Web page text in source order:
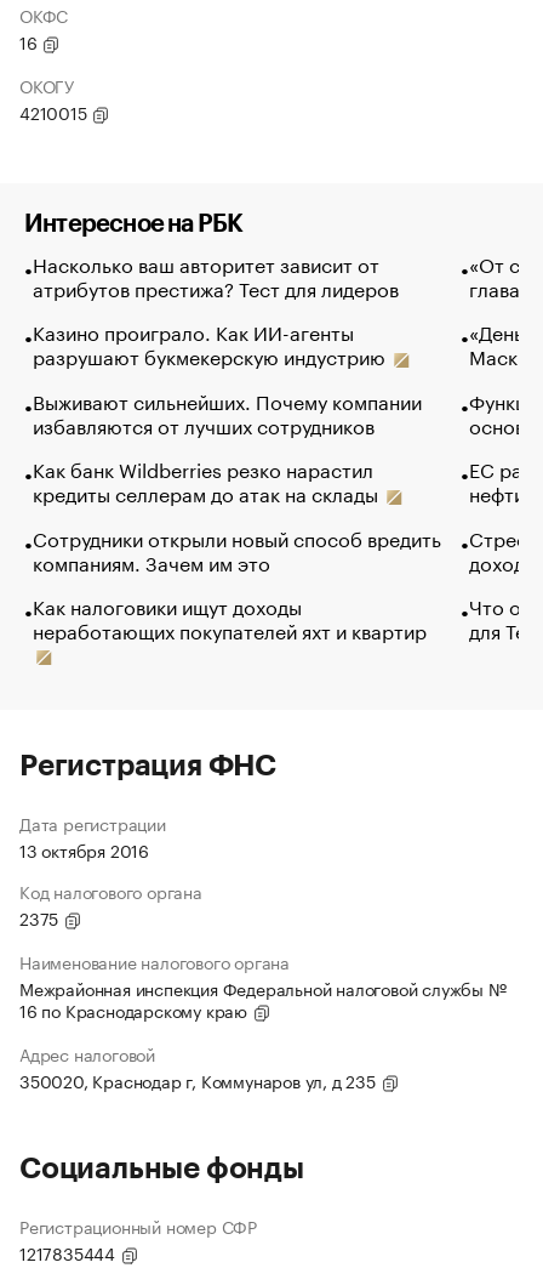
ОКФС
16
ОКОГУ
4210015
Интересное на РБК
Насколько ваш авторитет зависит от
атрибутов престижа? Тест для лидеров
Казино проиграло. Как ИИ-агенты
разрушают букмекерскую индустрию
Выживают сильнейших. Почему компании
избавляются от лучших сотрудников
Как банк Wildberries резко нарастил
кредиты селлерам до атак на склады
Сотрудники открыли новый способ вредить
компаниям. Зачем им это
Как налоговики ищут доходы
неработающих покупателей яхт и квартир
«От
глава
Маск в
основ
ЕС
нефти
Что
для
Регистрация ФНС
Дата регистрации
13 октября 2016
Код налогового органа
2375
Наименование налогового органа
Межрайонная инспекция Федеральной налоговой службы №
16 по Краснодарскому краю
Адрес налоговой
350020, Краснодар г, Коммунаров ул, д 235
Социальные фонды
Регистрационный номер СФР
1217835444